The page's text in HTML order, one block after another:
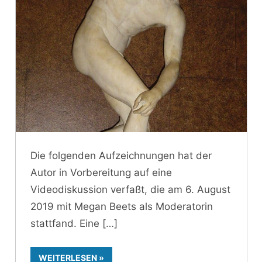
Die folgenden Aufzeichnungen hat der
Autor in Vorbereitung auf eine
Videodiskussion verfaßt, die am 6. August
2019 mit Megan Beets als Moderatorin
stattfand. Eine
WEITERLESEN